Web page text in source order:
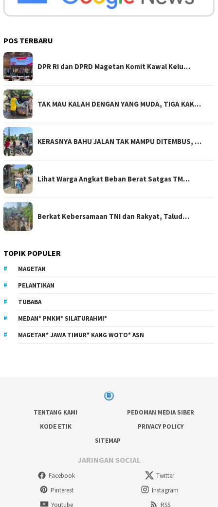
POS TERBARU
DPR RI dan DPRD Magetan Komit Kawal Kelu…
TAK MAU KALAH DENGAN YANG MUDA, TIGA KAK…
KERASNYA BAHU JALAN TAK MAMPU DITEMBUS, …
Lihat Warga Angkat Beban Berat Satgas TM…
Berkat Kebersamaan TNI dan Rakyat, Talud…
TOPIK POPULER
MAGETAN
PELANTIKAN
TUBABA
MEDAN* PMKM* SILATURAHMI*
MAGETAN* JAWA TIMUR* KANG WOTO* ASN
TENTANG KAMI
PEDOMAN MEDIA SIBER
KODE ETIK
PRIVACY POLICY
SITEMAP
JARINGAN SOCIAL
Facebook
Twitter
Pinterest
Instagram
Youtube
RSS